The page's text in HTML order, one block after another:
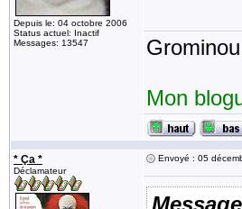
Depuis le: 04 octobre 2006
Status actuel: Inactif
Messages: 13547
Grominou
Mon
* Ça *
Déclamateur
Envoyé : 05